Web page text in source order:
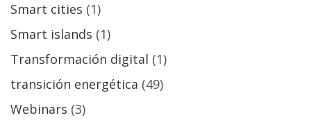
Smart cities (1)
Smart islands (1)
Transformación digital (1)
transición energética (49)
Webinars (3)